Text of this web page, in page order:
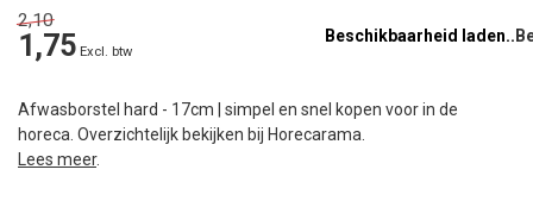
2,10
1,75 Excl. btw
Beschikbaarheid laden..
Afwasborstel hard - 17cm | simpel en snel kopen voor in de
horeca. Overzichtelijk bekijken bij Horecarama.
Lees meer.